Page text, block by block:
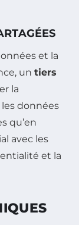
et la
un tiers
la
données
qu’en
avec les
et la